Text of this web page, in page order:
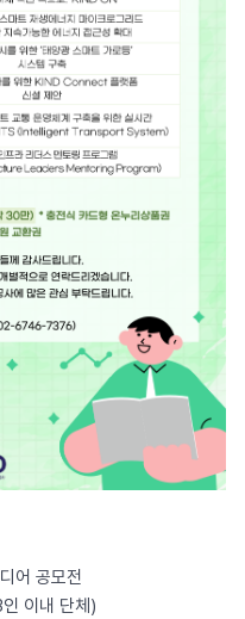
어 공모전
이내 단체)